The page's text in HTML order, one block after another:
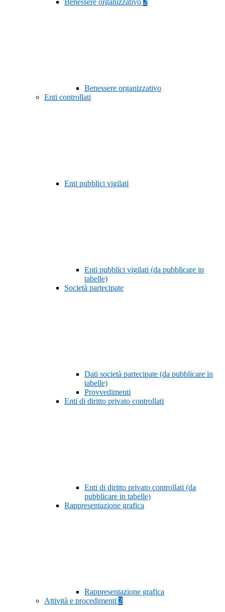
Benessere organizzativo 2
Benessere organizzativo
Enti controllati
Enti pubblici vigilati
Enti pubblici vigilati (da pubblicare in
tabelle)
Società partecipate
Dati società partecipate (da pubblicare in
tabelle)
Provvedimenti
Enti di diritto privato controllati
Enti di diritto privato controllati (da
pubblicare in tabelle)
Rappresentazione grafica
Rappresentazione grafica
Attività e procedimenti 2